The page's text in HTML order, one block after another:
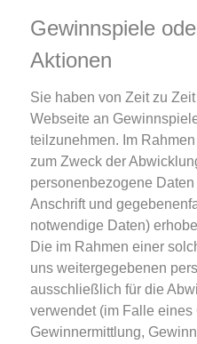
Gewinnspiele
Aktionen
Sie haben von Zeit zu
Webseite an
teilzunehmen. Im
zum Zweck der
personenbezogene
Anschrift und
notwendige Daten)
Die im Rahmen einer
uns weitergegebenen
ausschließlich für die
verwendet (im Falle
Gewinnermittlung,